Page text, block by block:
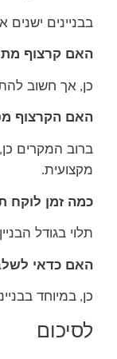
בבניינים ישנים
האם קרצוף
כן, אך חשוב
האם הקרצוף
ברוב המקרים כן,
מקצועית.
כמה זמן לוקח
תלוי בגודל הבניין
האם כדאי
כן, במיוחד
לסיכום